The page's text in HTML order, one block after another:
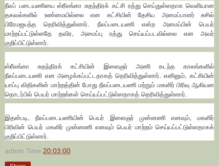
நீலப் படையணியை ஸ்ரீலங்கா சுதந்திரக் கட்சி ரத்து செய்துள்ளதாக வெளியான
தகவல்களில் உண்மையில்லை என கட்சியின் தேசிய அமைப்பாளர் சுசில்
பிரேமஜயந்த தெரிவித்துள்ளார். நீலப்படையணி என்ற அமைப்பின் பெயர்
மாற்றப்பட்டுள்ளதே தவிர, அமைப்பு ரத்து செய்யப்படவில்லை என அவர்
குறிப்பிட்டுள்ளார்.
ஸ்ரீலங்கா சுதந்திரக் கட்சியின் இளைஞர் அணி கடந்த காலங்களில்
நீலப்படையணி என அழைக்கப்பட்டதாகத் தெரிவித்துள்ளார். எனினும், கட்சியின்
யாப்பு விதிகளின் மாற்றத்தின் போது நீலப்படையணி மற்றும் மகளிர் பிரிவு ஆகியன
தொடர்பில் பெயர் மாற்றங்கள் செய்யப்பட்டுள்ளதாகத் தெரிவித்துள்ளார்.
இதன்படி, நீலப்படையணியின் பெயர் இளைஞர் முன்னணி எனவும், மகளிர்
பிரிவின் பெயர் மகளிர் முன்னணி எனவும் பெயர் மாற்றம் செய்யப்பட்டுள்ளதாகக்
குறிப்பிட்டுள்ளார்.
admin Time 20:03:00